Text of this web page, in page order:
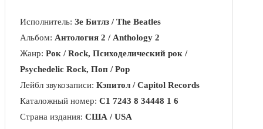
Исполнитель: Зе Битлз / The Beatles
Альбом: Антология 2 / Anthology 2
Жанр: Рок / Rock, Психоделический рок /
Psychedelic Rock, Поп / Pop
Лейбл звукозаписи: Кэпитол / Capitol Records
Каталожный номер: C1 7243 8 34448 1 6
Страна издания: США / USA